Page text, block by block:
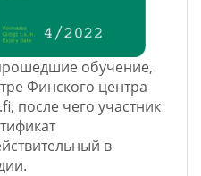
обучение,
Финского центра
после чего участник
в